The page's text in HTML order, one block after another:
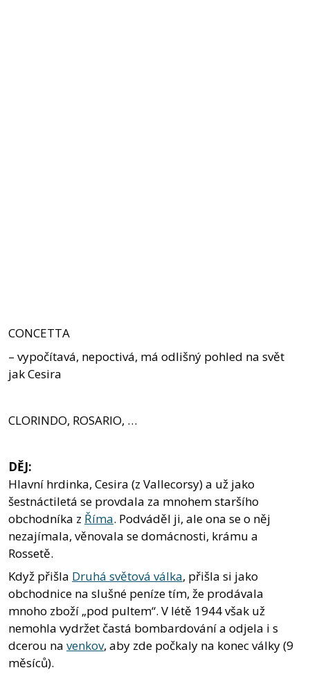
CONCETTA
– vypočítavá, nepoctivá, má odlišný pohled na svět
jak Cesira
CLORINDO, ROSARIO, …
DĚJ:
Hlavní hrdinka, Cesira (z Vallecorsy) a už jako
šestnáctiletá se provdala za mnohem staršího
obchodníka z Říma. Podváděl ji, ale ona se o něj
nezajímala, věnovala se domácnosti, krámu a
Rossetě.
Když přišla Druhá světová válka, přišla si jako
obchodnice na slušné peníze tím, že prodávala
mnoho zboží „pod pultem“. V létě 1944 však už
nemohla vydržet častá bombardování a odjela i s
dcerou na venkov, aby zde počkaly na konec války (9
měsíců).